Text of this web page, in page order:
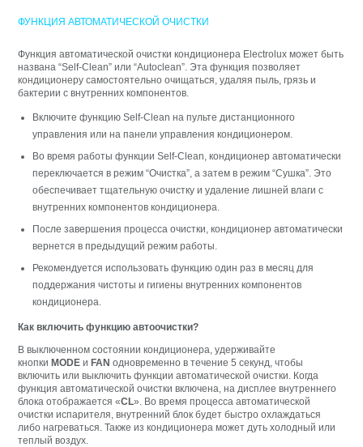
ФУНКЦИЯ АВТОМАТИЧЕСКОЙ ОЧИСТКИ
Функция автоматической очистки кондиционера Electrolux может быть
названа “Self-Clean” или “Autoclean”. Эта функция позволяет
кондиционеру самостоятельно очищаться, удаляя пыль, грязь и
бактерии с внутренних компонентов.
Включите функцию Self-Clean на пульте дистанционного
управления или на панели управления кондиционером.
Во время работы функции Self-Clean, кондиционер автоматически
переключается в режим “Очистка”, а затем в режим “Сушка”. Это
обеспечивает тщательную очистку и удаление лишней влаги с
внутренних компонентов кондиционера.
После завершения процесса очистки, кондиционер автоматически
вернется в предыдущий режим работы.
Рекомендуется использовать функцию один раз в месяц для
поддержания чистоты и гигиены внутренних компонентов
кондиционера.
Как включить функцию автоочистки?
В выключенном состоянии кондиционера, удерживайте
кнопкиMODE иFAN одновременно в течение 5 секунд, чтобы
включить или выключить функции автоматической очистки. Когда
функция автоматической очистки включена, на дисплее внутреннего
блока отображается «CL». Во время процесса автоматической
очистки испарителя, внутренний блок будет быстро охлаждаться
либо нагреваться. Также из кондиционера может дуть холодный или
теплый воздух.